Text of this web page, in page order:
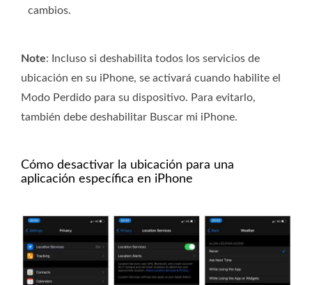
cambios.
Note: Incluso si deshabilita todos los servicios de
ubicación en su iPhone, se activará cuando habilite el
Modo Perdido para su dispositivo. Para evitarlo,
también debe deshabilitar Buscar mi iPhone.
Cómo desactivar la ubicación para una
aplicación específica en iPhone